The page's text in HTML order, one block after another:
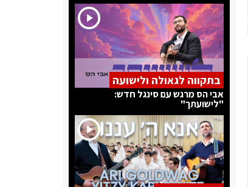
בתקווה לגאולה ולישועה
אבי הס מרגש עם סינגל חדש:
"לישועתך"